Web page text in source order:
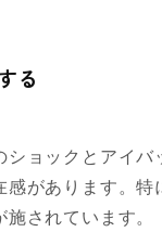
る
ョックとアイバ
があります。
されています。